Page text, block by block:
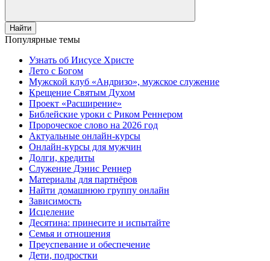
Найти
Популярные темы
Узнать об Иисусе Христе
Лето с Богом
Мужской клуб «Андризо», мужское служение
Крещение Святым Духом
Проект «Расширение»
Библейские уроки с Риком Реннером
Пророческое слово на 2026 год
Актуальные онлайн-курсы
Онлайн-курсы для мужчин
Долги, кредиты
Служение Дэнис Реннер
Материалы для партнёров
Найти домашнюю группу онлайн
Зависимость
Исцеление
Десятина: принесите и испытайте
Семья и отношения
Преуспевание и обеспечение
Дети, подростки